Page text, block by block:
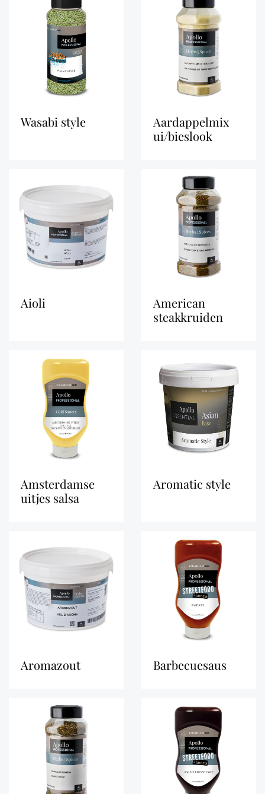
wasabi style
aardappelmix
ui/bieslook
aioli
american
steakkruiden
amsterdamse
uitjes salsa
aromatic style
aromazout barbecuesaus